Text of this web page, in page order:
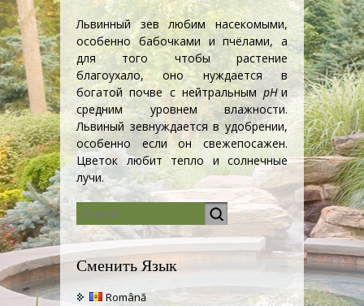
Львинный зев любим насекомыми,
особенно бабочками и пчёлами, а
для того чтобы растение
благоухало, оно нуждается в
богатой почве с нейтральным рН и
средним уровнем влажности.
Львиный зевнуждается в удобрении,
особенно если он свежепосажен.
Цветок любит тепло и солнечные
лучи.
Сменить Язык
Română